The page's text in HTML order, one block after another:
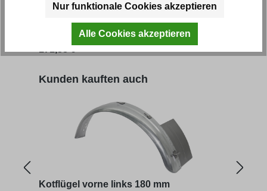
Artikel-Nr.: 41186
Regulärer Preis:
Produktgalerie überspringen
Kunden kauften auch
Kotflügel vorne links 180 mm
Nur funktionale Cookies akzeptieren
Alle Cookies akzeptieren